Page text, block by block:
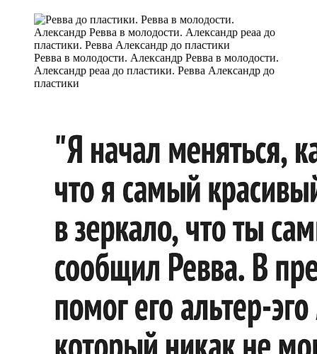
Ревва в молодости. Александр Ревва в молодости.
Александр реаа до пластики. Ревва Александр до
пластики